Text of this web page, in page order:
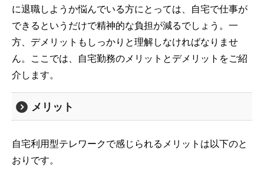
に退職しようか悩んでいる方にとっては、自宅で仕事が
できるというだけで精神的な負担が減るでしょう。一
方、デメリットもしっかりと理解しなければなりませ
ん。ここでは、自宅勤務のメリットとデメリットをご紹
介します。
メリット
自宅利用型テレワークで感じられるメリットは以下のと
おりです。